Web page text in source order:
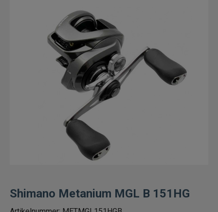
Haspelrulle
Shimano Metanium MGL B 151HG